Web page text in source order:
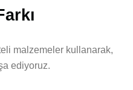
malzemeler kullanarak,
ediyoruz.